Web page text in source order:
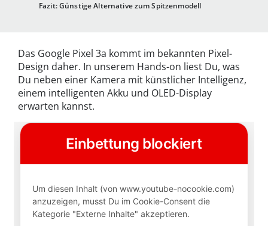
Fazit: Günstige Alternative zum Spitzenmodell
Das Google Pixel 3a kommt im bekannten Pixel-
Design daher. In unserem Hands-on liest Du, was
Du neben einer Kamera mit künstlicher Intelligenz,
einem intelligenten Akku und OLED-Display
erwarten kannst.